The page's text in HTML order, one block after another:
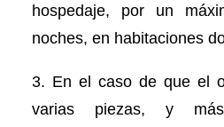
hospedaje, por un
noches, en habitaciones
3. En el caso de que el
varias piezas, y